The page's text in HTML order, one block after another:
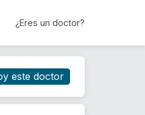
¿Eres un doctor?
Reservar cita
este doctor